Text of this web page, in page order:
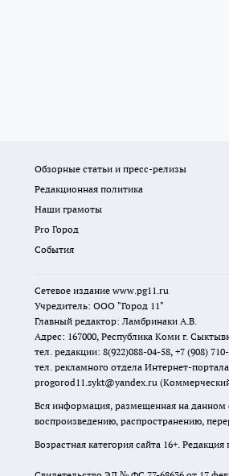
Обзорные статьи и пресс-релизы
Редакционная политика
Наши грамоты
Pro Город
События
Сетевое издание www.pg11.ru
Учредитель: ООО "Город 11"
Главный редактор: Ламбринаки А.В.
Адрес: 167000, Республика Коми г.
тел. редакции: 8(922)088-04-58, +7 (908)
тел. рекламного отдела Интернет-
progorod11.sykt@yandex.ru
Вся информация, размещенная на данном
воспроизведению, распространению,
Возрастная категория сайта 16+.